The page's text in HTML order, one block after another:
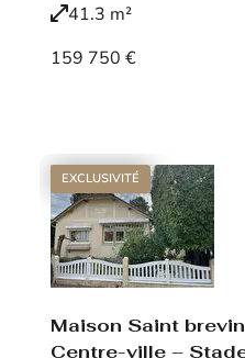
41.3 m²
159 750 €
EXCLUSIVITÉ
Maison Saint
Centre-ville –